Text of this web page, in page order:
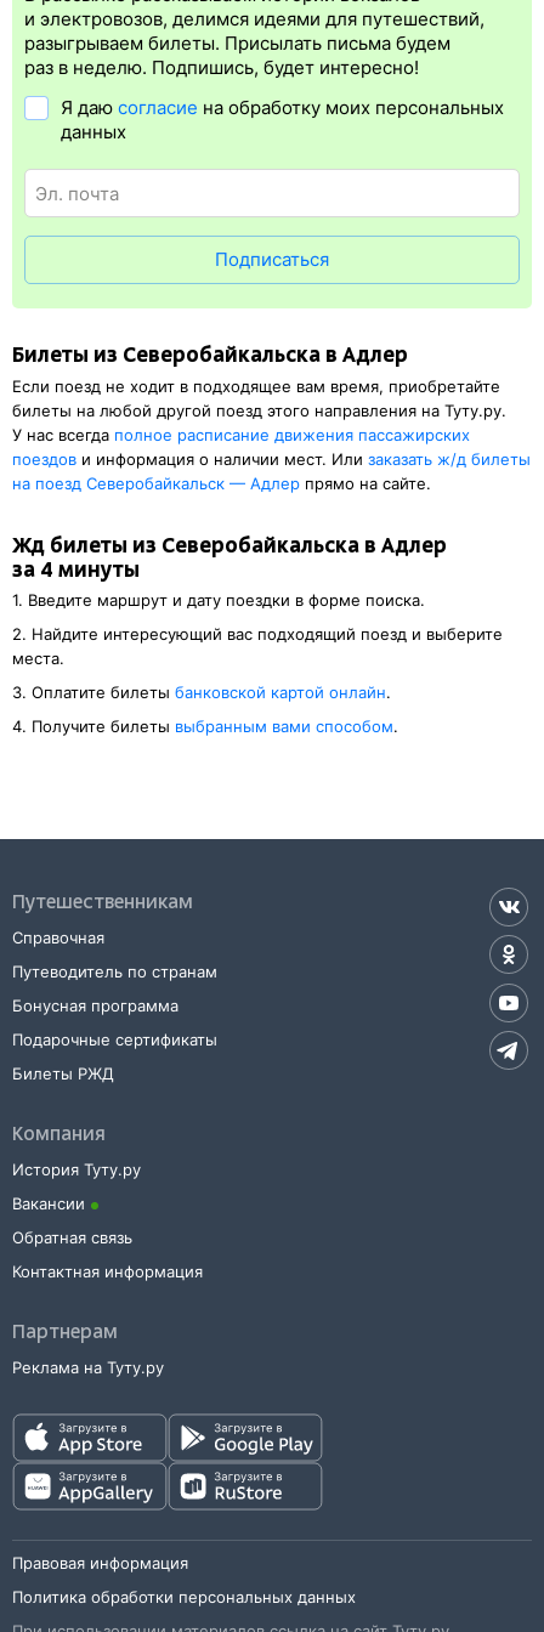
Электронная регистрацияпроизводитсясразупосле оплаты
билета.Электронная регистрация— это опция, которая
упрощает жизнь пассажиру. Её преимущество в том, что
Электронная регистрация доступна почти для всех заказов,
исключение составляют поезда
в электронном ж/д билете. А в случае отсутствия электронной
и электровозов, делимся идеями для путешествий,
разыгрываем билеты. Присылать письма будем
раз в неделю. Подпишись, будет интересно!
Я даю согласие на обработку моих персональных
данных
Подписаться
Билеты из Северобайкальска в Адлер
Если поезд не ходит в подходящее вам время, приобретайте
билеты на любой другой поезд этого направления на Туту.ру.
У нас всегда полное расписание движения пассажирских
поездов и информация о наличии мест. Или заказать ж/д билеты
на поезд Северобайкальск — Адлер прямо на сайте.
Жд билеты из Северобайкальска в Адлер
за 4 минуты
1. Введите маршрут и дату поездки в форме поиска.
2. Найдите интересующий вас подходящий поезд и выберите
места.
3. Оплатите билеты банковской картой онлайн.
4. Получите билеты выбранным вами способом.
Путешественникам
Справочная
Путеводитель по странам
Бонусная программа
Подарочные сертификаты
Билеты РЖД
Компания
История Туту.ру
Вакансии
Обратная связь
Контактная информация
Партнерам
Реклама на Туту.ру
Правовая информация
Политика обработки персональных данных